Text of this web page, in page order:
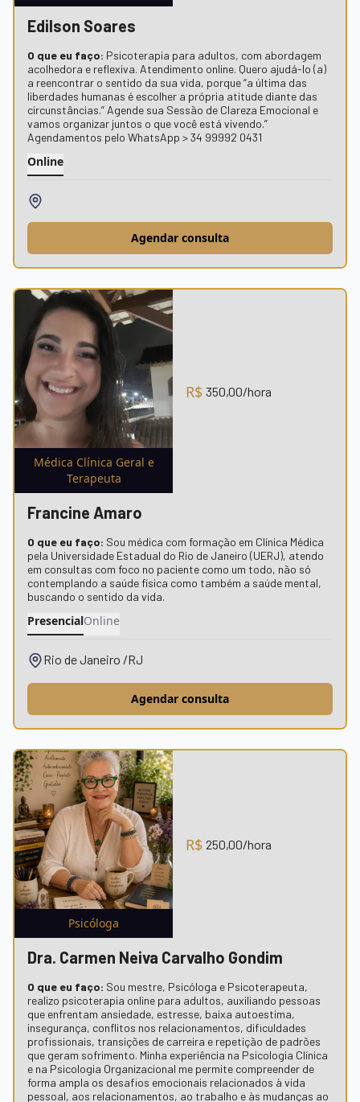
Edilson Soares
O que eu faço: Psicoterapia para adultos, com abordagem
acolhedora e reflexiva. Atendimento online. Quero ajudá-lo (a)
a reencontrar o sentido da sua vida, porque “a última das
liberdades humanas é escolher a própria atitude diante das
circunstâncias.” Agende sua Sessão de Clareza Emocional e
vamos organizar juntos o que você está vivendo.”
Agendamentos pelo WhatsApp > 34 99992 0431
Online
Agendar consulta
Médica Clínica Geral e
Terapeuta
R$ 350,00/hora
Francine Amaro
O que eu faço: Sou médica com formação em Clínica Médica
pela Universidade Estadual do Rio de Janeiro (UERJ), atendo
em consultas com foco no paciente como um todo, não só
contemplando a saúde física como também a saúde mental,
buscando o sentido da vida.
PresencialOnline
Rio de Janeiro /RJ
Agendar consulta
Psicóloga
R$ 250,00/hora
Dra. Carmen Neiva Carvalho Gondim
O que eu faço: Sou mestre, Psicóloga e Psicoterapeuta,
realizo psicoterapia online para adultos, auxiliando pessoas
que enfrentam ansiedade, estresse, baixa autoestima,
insegurança, conflitos nos relacionamentos, dificuldades
profissionais, transições de carreira e repetição de padrões
que geram sofrimento. Minha experiência na Psicologia Clínica
e na Psicologia Organizacional me permite compreender de
forma ampla os desafios emocionais relacionados à vida
pessoal, aos relacionamentos, ao trabalho e às mudanças ao